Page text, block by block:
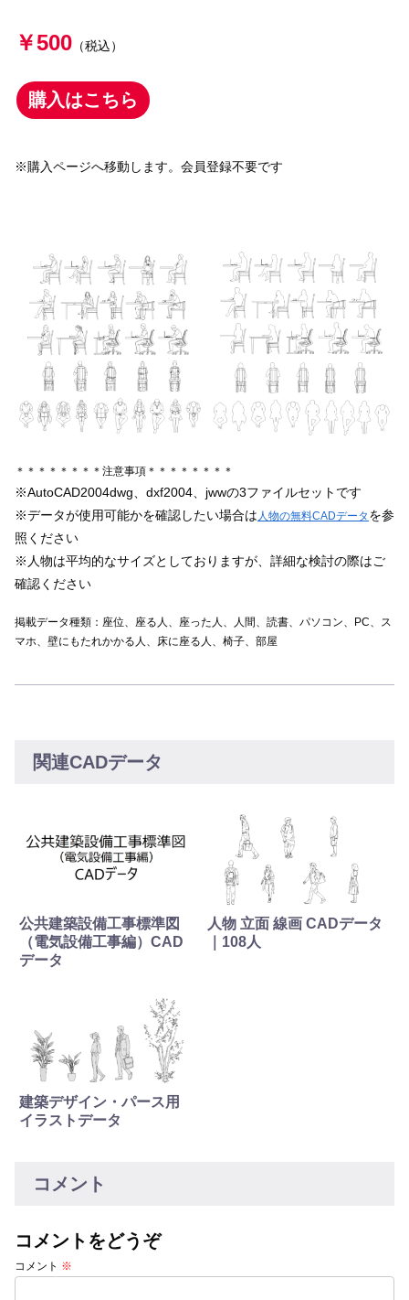
￥500 （税込）
購入はこちら
※購入ページへ移動します。会員登録不要です
＊＊＊＊＊＊＊＊注意事項＊＊＊＊＊＊＊＊
※AutoCAD2004dwg、dxf2004、jwwの3ファイルセットです
※データが使用可能かを確認したい場合は 人物の無料CADデータ を参
照ください
※人物は平均的なサイズとしておりますが、詳細な検討の際はご
確認ください
掲載データ種類：座位、座る人、座った人、人間、読書、パソコン、PC、ス
マホ、壁にもたれかかる人、床に座る人、椅子、部屋
関連CADデータ
公共建築設備工事標準図
（電気設備工事編）CAD
データ
人物 立面 線画 CADデータ
｜108人
建築デザイン・パース用
イラストデータ
コメント
コメントをどうぞ
コメント ※